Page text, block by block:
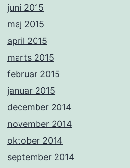
juni 2015
maj 2015
april 2015
marts 2015
februar 2015
januar 2015
december 2014
november 2014
oktober 2014
september 2014